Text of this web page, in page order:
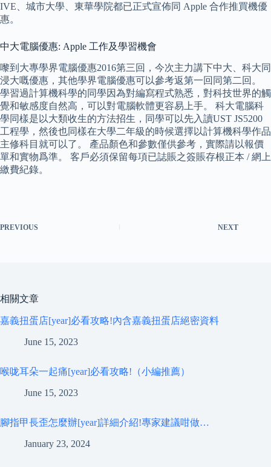
IVE、城市大學、東華學院都已正式宣佈同 Apple 合作推買機優
惠。
中大電腦優惠: Apple 工作及學習機會
嚟到大專學界電腦優惠2016第三回，今次主力講下中大、科大同
浸大嘅優惠，其他學界電腦優惠可以參考返第一回同第二回。
學習過計算機科學的同學因為對編寫程式熟悉，對科技世界的觸
覺和敏感度自然高，可以對電腦軟體更容易上手。 科大電腦科
學同樣是以大類收生的方法招生，同學可以先入讀UST JS5200
工程學，然後也同樣在大學二年級的時候選擇以計算機科學作品
主修科目就可以了。 產品顏色和參數僅供參考，實際請以報價
單和實物爲準。 客戶必須保留每項已誌賬之簽賬存根正本 / 網上
繳費紀錄。
PREVIOUS NEXT
相關文章
嘉義扭蛋店[year]必看攻略!內含嘉義扭蛋店絕密資料
June 15, 2023
喉咙耳朵一起痛[year]必看攻略!（小編推薦）
June 15, 2023
腳指甲長歪怎麼辦[year]詳細介紹!專家建議咁做…
January 23, 2024